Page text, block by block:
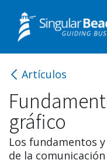
Artículos
gráfico
Los fundamentos
de la